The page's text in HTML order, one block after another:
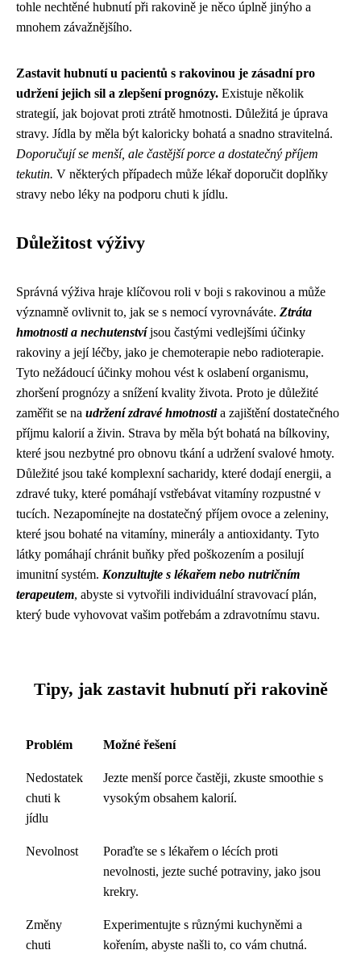
tohle nechtěné hubnutí při rakovině je něco úplně jinýho a
mnohem závažnějšího.
Zastavit hubnutí u pacientů s rakovinou je zásadní pro
udržení jejich sil a zlepšení prognózy. Existuje několik
strategií, jak bojovat proti ztrátě hmotnosti. Důležitá je úprava
stravy. Jídla by měla být kaloricky bohatá a snadno stravitelná.
Doporučují se menší, ale častější porce a dostatečný příjem
tekutin. V některých případech může lékař doporučit doplňky
stravy nebo léky na podporu chuti k jídlu.
Důležitost výživy
Správná výživa hraje klíčovou roli v boji s rakovinou a může
významně ovlivnit to, jak se s nemocí vyrovnáváte. Ztráta
hmotnosti a nechutenstvíjsou častými vedlejšími účinky
rakoviny a její léčby, jako je chemoterapie nebo radioterapie.
Tyto nežádoucí účinky mohou vést k oslabení organismu,
zhoršení prognózy a snížení kvality života. Proto je důležité
zaměřit se na udržení zdravé hmotnostia zajištění dostatečného
příjmu kalorií a živin. Strava by měla být bohatá na bílkoviny,
které jsou nezbytné pro obnovu tkání a udržení svalové hmoty.
Důležité jsou také komplexní sacharidy, které dodají energii, a
zdravé tuky, které pomáhají vstřebávat vitamíny rozpustné v
tucích. Nezapomínejte na dostatečný příjem ovoce a zeleniny,
které jsou bohaté na vitamíny, minerály a antioxidanty. Tyto
látky pomáhají chránit buňky před poškozením a posilují
imunitní systém. Konzultujte s lékařem nebo nutričním
terapeutem, abyste si vytvořili individuální stravovací plán,
který bude vyhovovat vašim potřebám a zdravotnímu stavu.
Tipy, jak zastavit hubnutí při rakovině
Problém Možné řešení
Nedostatek
chuti k
jídlu
Jezte menší porce častěji, zkuste smoothie s
vysokým obsahem kalorií.
Nevolnost
Poraďte se s lékařem o lécích proti
nevolnosti, jezte suché potraviny, jako jsou
krekry.
Změny
chuti
Experimentujte s různými kuchyněmi a
kořením, abyste našli to, co vám chutná.